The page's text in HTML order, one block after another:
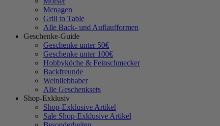
Menagen
Grill to Table
Alle Back- und Auflaufformen
Geschenke-Guide
Geschenke unter 50€
Geschenke unter 100€
Hobbyköche & Feinschmecker
Backfreunde
Weinliebhaber
Alle Geschenksets
Shop-Exklusiv
Shop-Exklusive Artikel
Sale Shop-Exklusive Artikel